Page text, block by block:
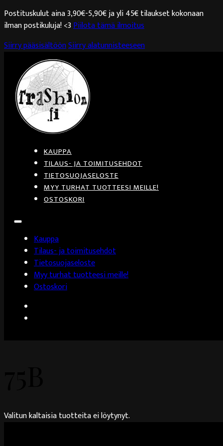
Postituskulut aina 3,90€-5,90€ ja yli 45€ tilaukset kokonaan
ilman postikuluja! <3Piilota tämä ilmoitus
Siirry pääsisältöönSiirry alatunnisteeseen
KAUPPA
TILAUS- JA TOIMITUSEHDOT
TIETOSUOJASELOSTE
MYY TURHAT TUOTTEESI MEILLE!
OSTOSKORI
Kauppa
Tilaus- ja toimitusehdot
Tietosuojaseloste
Myy turhat tuotteesi meille!
Ostoskori
Valitun kaltaisia tuotteita ei löytynyt.